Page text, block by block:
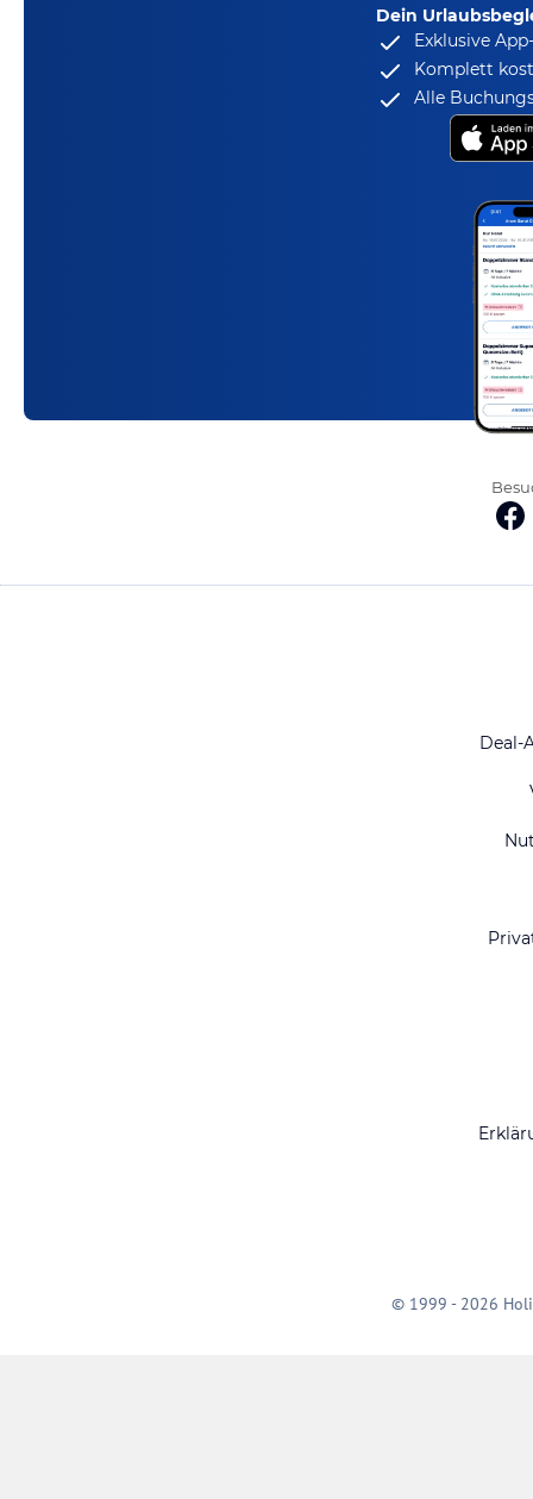
Dein
Exklusive
Komplett
Alle
Deal-
© 1999 - 2026